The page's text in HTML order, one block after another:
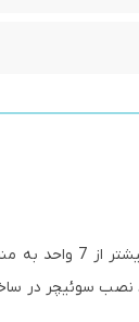
برای
4 واحد به بالا نیز